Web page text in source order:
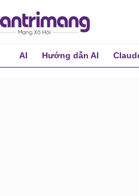
AI Hướng dẫn AI